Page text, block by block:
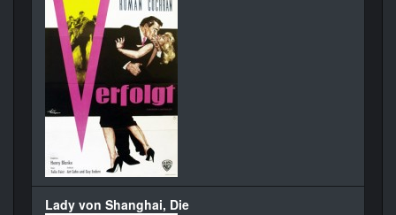
Lady von Shanghai, Die